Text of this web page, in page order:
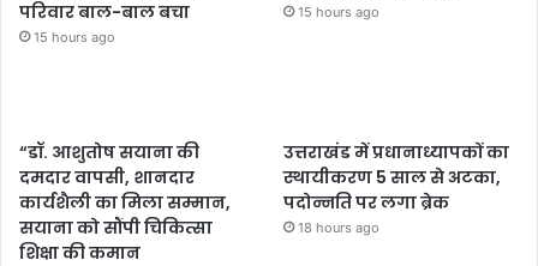
परिवार बाल-बाल बचा
15 hours ago
15 hours ago
“डॉ. आशुतोष सयाना की
दमदार वापसी, शानदार
कार्यशैली का मिला सम्मान,
सयाना को सौंपी चिकित्सा
शिक्षा की कमान
उत्तराखंड में प्रधानाध्यापकों का
स्थायीकरण 5 साल से अटका,
पदोन्नति पर लगा ब्रेक
18 hours ago